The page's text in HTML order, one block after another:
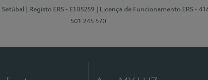
Setúbal | Registo ERS - E105259 | Licença de Funcionamento ERS -
501 245 570